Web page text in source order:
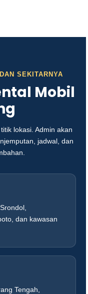
SEKITARNYA
Mobil
lokasi. Admin akan
jadwal, dan
dan kawasan
Tengah,